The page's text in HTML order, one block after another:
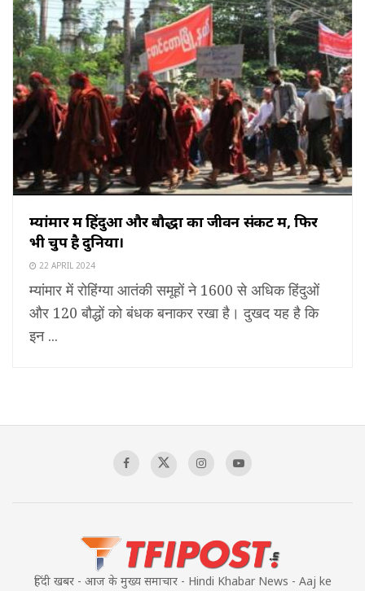
म्‍यांमार में हिंदुओं और बौद्धों का जीवन संकट में, फिर
भी चुप है दुनिया।
22 APRIL 2024
म्यांमार में रोहिंग्या आतंकी समूहों ने 1600 से अधिक हिंदुओं
और 120 बौद्धों को बंधक बनाकर रखा है। दुखद यह है कि
इन ...
हिंदी खबर - आज के मुख्य समाचार - Hindi Khabar News - Aaj ke